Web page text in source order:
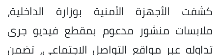
كشفت الأجهزة الأمنية بوزارة الداخلية،
ملابسات منشور مدعوم بمقطع فيديو جرى
تداوله عبر مواقع التواصل الاجتماعي، تضمن